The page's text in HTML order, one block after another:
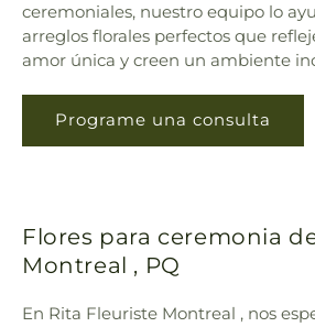
ceremoniales, nuestro equipo lo
arreglos florales perfectos que
amor única y creen un ambiente
Programe una consulta
Flores para ceremonia
Montreal , PQ
En Rita Fleuriste Montreal , nos